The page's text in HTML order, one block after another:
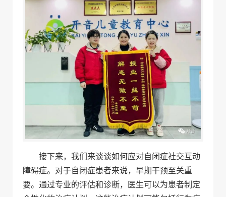
接下来，我们来谈谈如何应对自闭症社交互动
障碍症。对于自闭症患者来说，早期干预至关重
要。通过专业的评估和诊断，医生可以为患者制定